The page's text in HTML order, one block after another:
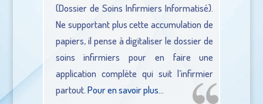
(Dossier de Soins Infirmiers Informatisé).
Ne supportant plus cette accumulation de
papiers, il pense à digitaliser le dossier de
soins infirmiers pour en faire une
application complète qui suit l’infirmier
partout.Pour en savoir plus…